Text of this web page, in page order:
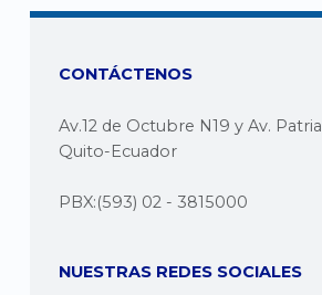
CONTÁCTENOS
Av.12 de Octubre N19 y Av. Patria
Quito-Ecuador
PBX:(593) 02 - 3815000
NUESTRAS REDES SOCIALES